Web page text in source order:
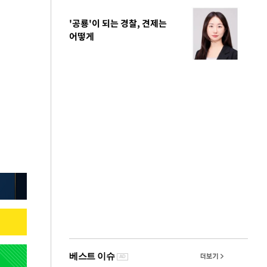
'공룡'이 되는 경찰, 견제는
어떻게